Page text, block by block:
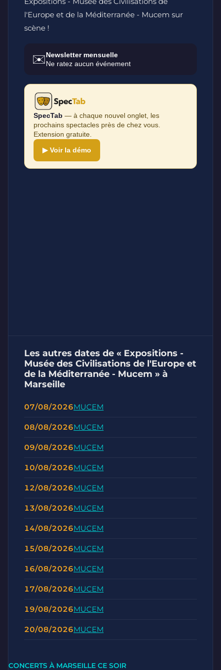
l'Europe et de la Méditerranée - Mucem sur
scène !
✉️Newsletter mensuelle
Ne ratez aucun événement
SpecTab — à chaque nouvel onglet, les
prochains spectacles près de chez vous.
Extension gratuite.
▶ Voir la démo
Les autres dates de « Expositions -
Musée des Civilisations de l'Europe et
de la Méditerranée - Mucem » à
Marseille
07/08/2026MUCEM
08/08/2026MUCEM
09/08/2026MUCEM
10/08/2026MUCEM
12/08/2026MUCEM
13/08/2026MUCEM
14/08/2026MUCEM
15/08/2026MUCEM
16/08/2026MUCEM
17/08/2026MUCEM
19/08/2026MUCEM
20/08/2026MUCEM
CONCERTS À MARSEILLE CE SOIR